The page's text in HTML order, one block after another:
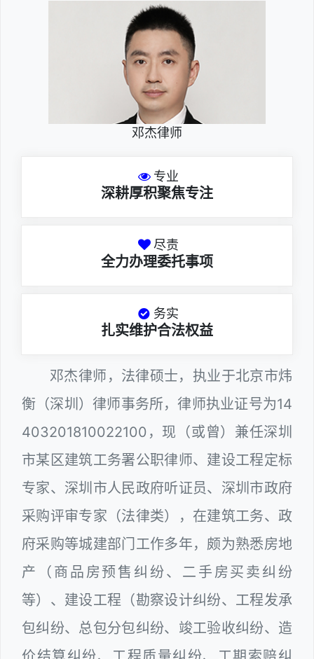
邓杰律师
专业
深耕厚积聚焦专注
尽责
全力办理委托事项
务实
扎实维护合法权益
邓杰律师，法律硕士，执业于北京市炜
衡（深圳）律师事务所，律师执业证号为14
403201810022100，现（或曾）兼任深圳
市某区建筑工务署公职律师、建设工程定标
专家、深圳市人民政府听证员、深圳市政府
采购评审专家（法律类），在建筑工务、政
府采购等城建部门工作多年，颇为熟悉房地
产（商品房预售纠纷、二手房买卖纠纷
等）、建设工程（勘察设计纠纷、工程发承
包纠纷、总包分包纠纷、竣工验收纠纷、造